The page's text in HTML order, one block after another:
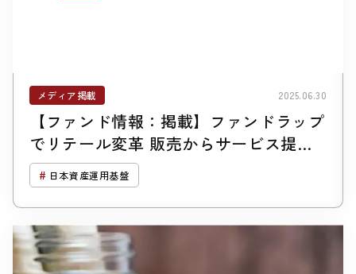
メディア掲載 2025.06.30
【ファンド情報：掲載】ファンドラップ
でリテール変革 販売からサービス提供
へ 「第3世代」の参入広がる
日本資産運用基盤